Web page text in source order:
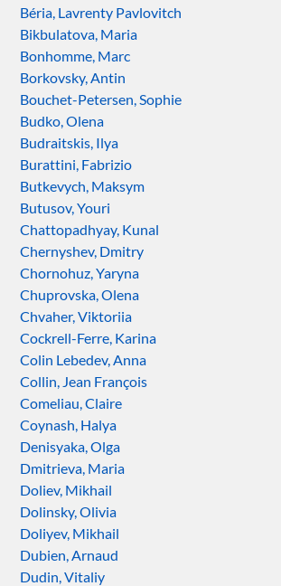
Béria, Lavrenty Pavlovitch
Bikbulatova, Maria
Bonhomme, Marc
Borkovsky, Antin
Bouchet-Petersen, Sophie
Budko, Olena
Budraitskis, Ilya
Burattini, Fabrizio
Butkevych, Maksym
Butusov, Youri
Chattopadhyay, Kunal
Chernyshev, Dmitry
Chornohuz, Yaryna
Chuprovska, Olena
Chvaher, Viktoriia
Cockrell-Ferre, Karina
Colin Lebedev, Anna
Collin, Jean François
Comeliau, Claire
Coynash, Halya
Denisyaka, Olga
Dmitrieva, Maria
Doliev, Mikhail
Dolinsky, Olivia
Doliyev, Mikhail
Dubien, Arnaud
Dudin, Vitaliy